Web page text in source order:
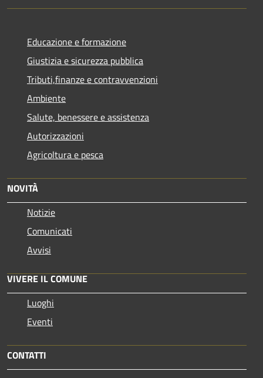
Educazione e formazione
Giustizia e sicurezza pubblica
Tributi,finanze e contravvenzioni
Ambiente
Salute, benessere e assistenza
Autorizzazioni
Agricoltura e pesca
NOVITÀ
Notizie
Comunicati
Avvisi
VIVERE IL COMUNE
Luoghi
Eventi
CONTATTI